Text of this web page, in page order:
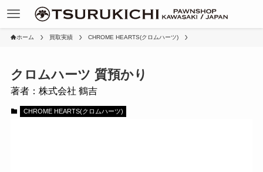
ホーム 買取実績 CHROME HEARTS(クロムハーツ)
クロムハーツ 質預かり
著者：株式会社 鶴吉
CHROME HEARTS(クロムハーツ)